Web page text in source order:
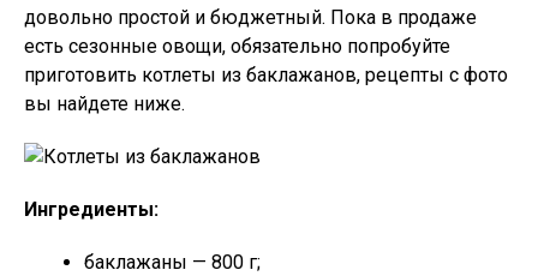
довольно простой и бюджетный. Пока в продаже
есть сезонные овощи, обязательно попробуйте
приготовить котлеты из баклажанов, рецепты с фото
вы найдете ниже.
Ингредиенты:
баклажаны — 800 г;